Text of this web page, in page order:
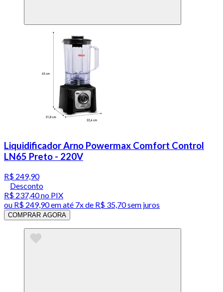
Liquidificador Arno Powermax Comfort Control
LN65 Preto - 220V
R$ 249,90
Desconto
R$ 237,40no PIX
ou R$ 249,90em até 7x de R$ 35,70 sem juros
COMPRAR AGORA